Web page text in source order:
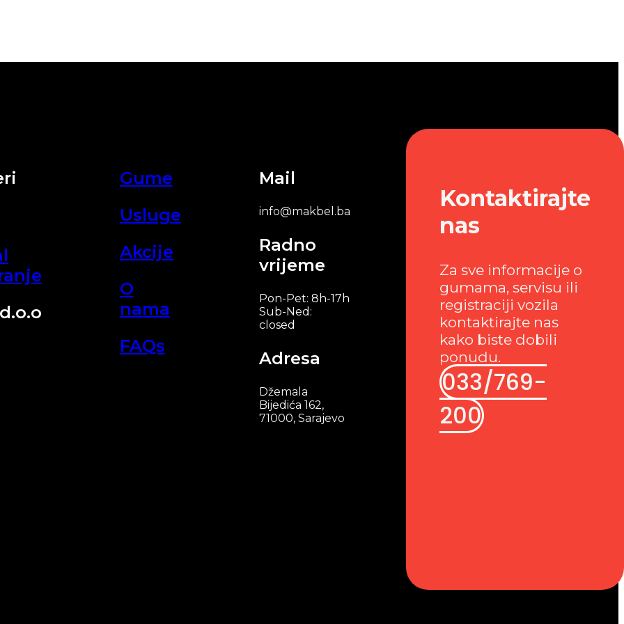
Gume
Usluge
Akcije
O
nama
FAQs
Mail
info@makbel.ba
Radno
vrijeme
Pon-Pet: 8h-17h
Sub-Ned:
closed
Adresa
Džemala
Bijedića 162,
71000, Sarajevo
Kontaktirajte
nas
Za sve informacije o
gumama, servisu ili
registraciji vozila
kontaktirajte nas
kako biste dobili
ponudu.
033/769-
200